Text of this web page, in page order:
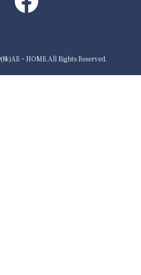
)AE・HOME.All Rights Reserved.